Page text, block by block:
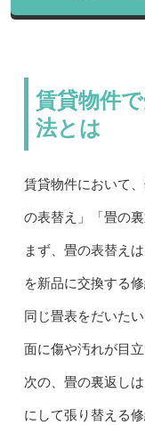
賃貸物件
法とは
賃貸物件において
の表替え」「畳の
まず、畳の表替え
を新品に交換する修
同じ畳表をだいた
面に傷や汚れが目
次の、畳の裏返し
にして張り替える修